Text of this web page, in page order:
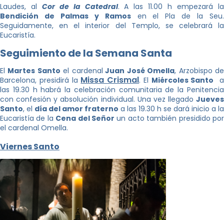
Laudes, al Cor de la Catedral. A las 11.00 h empezará la
Bendición de Palmas y Ramosen el Pla de la Seu.
Seguidamente, en el interior del Templo, se celebrará la
Eucaristía.
Seguimiento de la Semana Santa
El Martes Santo el cardenal Juan José Omella, Arzobispo de
Barcelona, presidirá la Missa Crismal. El Miércoles Santo a
las 19.30 h habrá la celebración comunitaria de la Penitencia
con confesión y absolución individual. Una vez llegado Jueves
Santo, el día del amor fraterno a las 19.30 h se dará inicio a la
Eucaristía de la Cena del Señor un acto también presidido por
el cardenal Omella.
Viernes Santo